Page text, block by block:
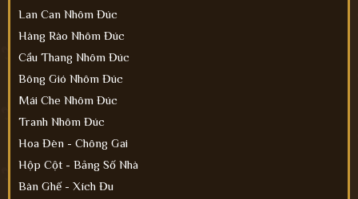
Lan Can Nhôm Đúc
Hàng Rào Nhôm Đúc
Cầu Thang Nhôm Đúc
Bông Gió Nhôm Đúc
Mái Che Nhôm Đúc
Tranh Nhôm Đúc
Hoa Đèn - Chông Gai
Hộp Cột - Bảng Số Nhà
Bàn Ghế - Xích Đu